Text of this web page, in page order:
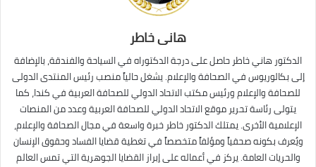
هانى خاطر
الدكتور هاني خاطر حاصل على درجة الدكتوراه في السياحة والفندقة، بالإضافة
إلى بكالوريوس في الصحافة والإعلام. يشغل حالياً منصب رئيس المنتدى الدولى
للصحافة والإعلام ورئيس مكتب الاتحاد الدولي للصحافة العربية في كندا، كما
يتولى رئاسة تحرير موقع الاتحاد الدولي للصحافة العربية وعدد من المنصات
الإعلامية الأخرى. يمتلك الدكتور خاطر خبرة واسعة في مجال الصحافة والإعلام،
ويُعرف بكونه صحفياً ومؤلفاً متخصصاً في تغطية قضايا الفساد وحقوق الإنسان
والحريات العامة. يركز في أعماله على إبراز القضايا الجوهرية التي تمس العالم